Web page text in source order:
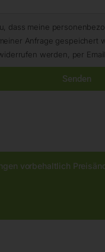
dass meine
Anfrage gespeichert
werden, per
Senden
vorbehaltlich